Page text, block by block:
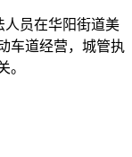
人员在华阳街道美
车道经营，城管执
。